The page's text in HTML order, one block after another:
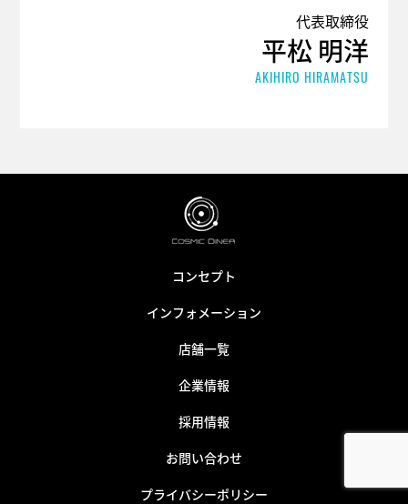
代表取締役
平松 明洋
AKIHIRO HIRAMATSU
コンセプト
インフォメーション
店舗一覧
企業情報
採用情報
お問い合わせ
プライバシーポリシー